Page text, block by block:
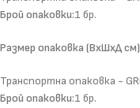
Брой опаковки:1 бр.
Размер опаковка (ВхШхД
Транспортна опаковка -
Брой опаковки:1 бр.